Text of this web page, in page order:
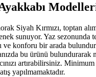
Siyah Kırmızı, toptan
sunuyor. Yaz sezonunda
ve konforu bir arada
bu ürünü bulundurarak
artırabilirsiniz. Minimum
yapılmamaktadır.